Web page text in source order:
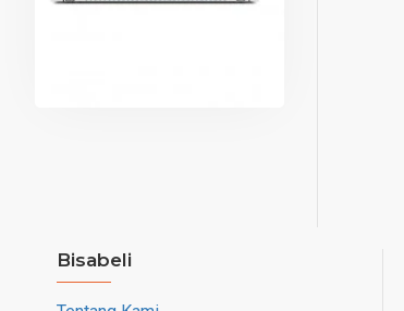
Bisabeli